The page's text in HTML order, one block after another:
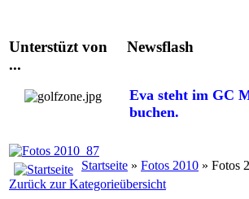
Unterstüzt von
...
Newsflash
Eva steht im GC
buchen.
Startseite » Fotos 2010 » Fotos
Zurück zur Kategorieübersicht